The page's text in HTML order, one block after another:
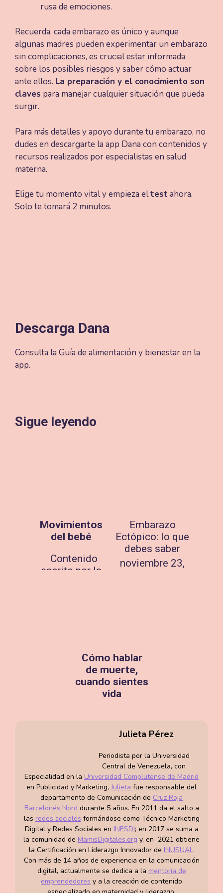
rusa de emociones.
Recuerda, cada embarazo es único y aunque
algunas madres pueden experimentar un embarazo
sin complicaciones, es crucial estar informada
sobre los posibles riesgos y saber cómo actuar
ante ellos. La preparación y el conocimiento son
claves para manejar cualquier situación que pueda
surgir.
Para más detalles y apoyo durante tu embarazo, no
dudes en descargarte la app Dana con contenidos y
recursos realizados por especialistas en salud
materna.
Elige tu momento vital y empieza eltest ahora.
Solo te tomará 2 minutos.
Descarga Dana
Consulta la Guía de alimentación y bienestar en la
app.
Sigue leyendo
Movimientos
del bebé
Contenido
escrito por la
embarazo es
comenzar a
sentir los
mayo 28, 2024
Embarazo
Ectópico: lo que
debes saber
noviembre 23,
Cómo hablar
de muerte,
cuando sientes
vida
el positivo, ya
sea un
embarazo
planificado o
no, se abre por
delante todo un
mundo de
expectativas e
incertidumbres
y, posiblemente,
también de
algunos
temores. El
Julieta Pérez
Periodista por la Universidad
Central de Venezuela, con
Especialidad en la Universidad Complutense de Madrid
en Publicidad y Marketing,Julieta fue responsable del
departamento de Comunicación de Cruz Roja
Barcelonés Nord durante 5 años. En 2011 da el salto a
las redes sociales formándose como Técnico Marketing
Digital y Redes Sociales en INESDI; en 2017 se suma a
la comunidad de MamisDigitales.org y, en 2021 obtiene
la Certificación en Liderazgo Innovador de INUSUAL.
Con más de 14 años de experiencia en la comunicación
digital, actualmente se dedica a la mentoría de
emprendedores y a la creación de contenido